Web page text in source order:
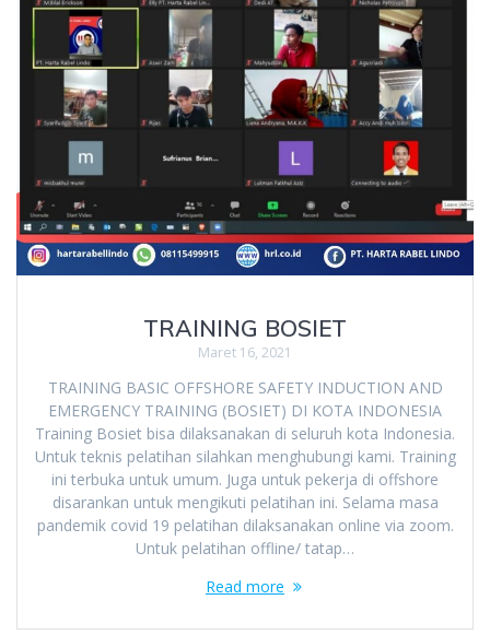
TRAINING BOSIET
Maret 16, 2021
TRAINING BASIC OFFSHORE SAFETY INDUCTION AND
EMERGENCY TRAINING (BOSIET) DI KOTA INDONESIA
Training Bosiet bisa dilaksanakan di seluruh kota Indonesia.
Untuk teknis pelatihan silahkan menghubungi kami. Training
ini terbuka untuk umum. Juga untuk pekerja di offshore
disarankan untuk mengikuti pelatihan ini. Selama masa
pandemik covid 19 pelatihan dilaksanakan online via zoom.
Untuk pelatihan offline/ tatap…
Read more